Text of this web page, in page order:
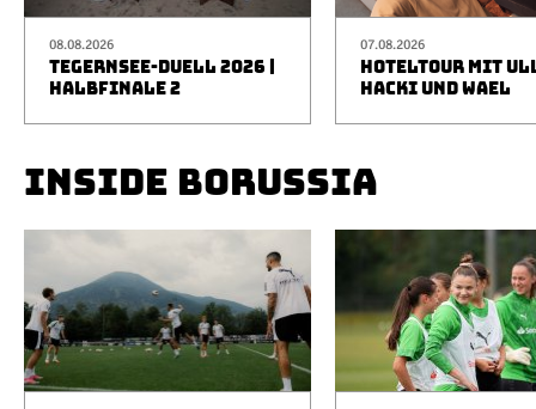
08.08.2026
TEGERNSEE-DUELL 2026 |
HALBFINALE 2
07.08.2026
HOTELTOUR MIT
HACKI UND WAEL
INSIDE BORUSSIA